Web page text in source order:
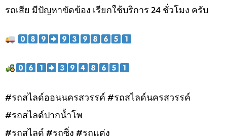
รถเสีย มีปัญหาขัดข้อง เรียกใช้บริการ 24 ชั่วโมง ครับ
#รถสไลด์ออนนครสวรรค์ #รถสไลด์นครสวรรค์
#รถสไลด์ปากน้ำโพ
#รถสไลด์ #รถซิ่ง #รถแต่ง